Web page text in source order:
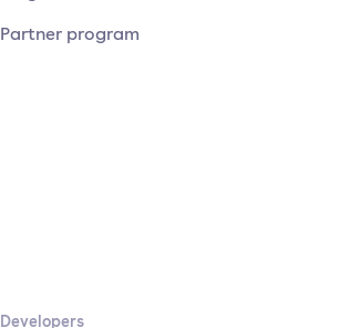
Partner program
Developers